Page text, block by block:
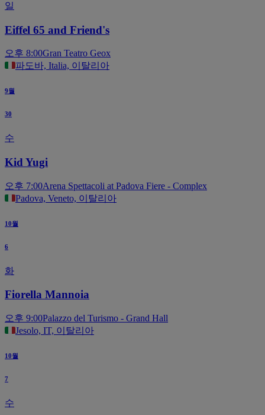
일
Eiffel 65 and Friend's
오후 8:00Gran Teatro Geox
파도바, Italia, 이탈리아
9월
30
수
Kid Yugi
오후 7:00Arena Spettacoli at Padova Fiere - Complex
Padova, Veneto, 이탈리아
10월
6
화
Fiorella Mannoia
오후 9:00Palazzo del Turismo - Grand Hall
Jesolo, IT, 이탈리아
10월
7
수